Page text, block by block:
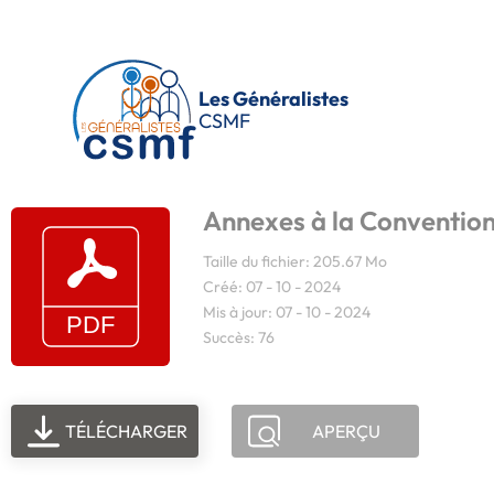
Les Généralistes
CSMF
Annexes à la
Taille du fichier: 205.67 Mo
Créé: 07 - 10 - 2024
Mis à jour: 07 - 10 - 2024
Succès: 76
TÉLÉCHARGER APERÇU